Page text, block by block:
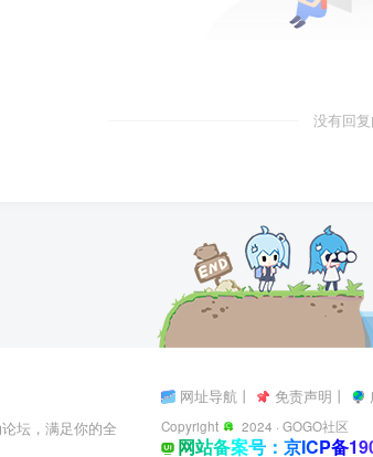
没有回
网址导航 丨 免责声明 丨
Copyright 2024 · GOGO社区
网站备案号：京ICP备